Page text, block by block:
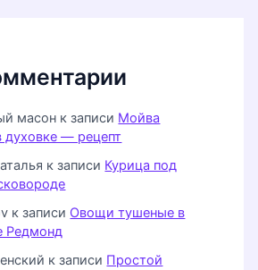
масон к записи Мойва
духовке — рецепт
к записи Курица под
к записи Овощи тушеные в
Редмонд
к записи Простой